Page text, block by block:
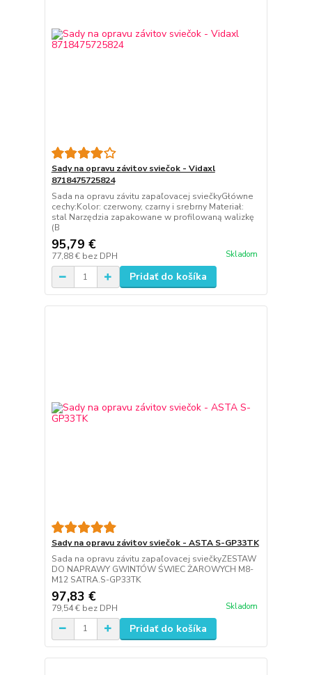
Sady na opravu závitov sviečok - Vidaxl
8718475725824
Sada na opravu závitu zapaľovacej sviečkyGłówne
cechy:Kolor: czerwony, czarny i srebrny Materiał:
stal Narzędzia zapakowane w profilowaną walizkę
(B
95,79 €
77,88 € bez DPH Skladom
Pridať do košíka
Sady na opravu závitov sviečok - ASTA S-GP33TK
Sada na opravu závitu zapaľovacej sviečkyZESTAW
DO NAPRAWY GWINTÓW ŚWIEC ŻAROWYCH M8-
M12 SATRA.S-GP33TK
97,83 €
79,54 € bez DPH Skladom
Pridať do košíka